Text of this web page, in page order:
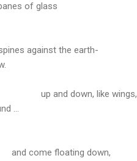
of glass
against the earth-
up and down, like wings,
...
and come floating down,